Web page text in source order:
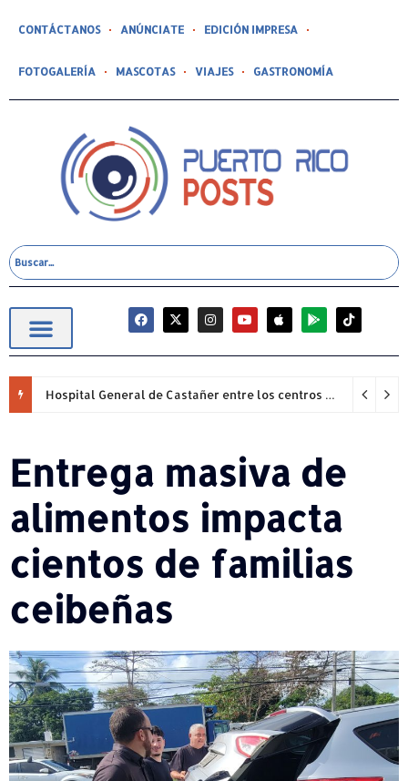
CONTÁCTANOS ANÚNCIATE EDICIÓN IMPRESA
FOTOGALERÍA MASCOTAS VIAJES GASTRONOMÍA
Hospital General de Castañer entre los centros de salud comunitarios con mejor desempeño clínico de Estados Unidos
Entrega masiva de
alimentos impacta
cientos de familias
ceibeñas